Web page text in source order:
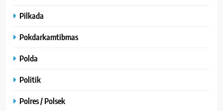
Pilkada
Pokdarkamtibmas
Polda
Politik
Polres / Polsek